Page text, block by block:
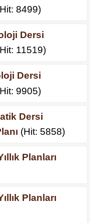
8499)
Dersi
11519)
Dersi
9905)
Dersi
(Hit: 5858)
Planları
Planları